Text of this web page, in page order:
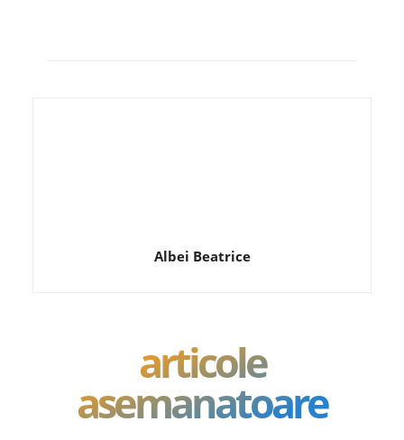
Albei Beatrice
articole
asemanatoare